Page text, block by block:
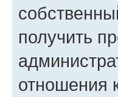
получить
отношения